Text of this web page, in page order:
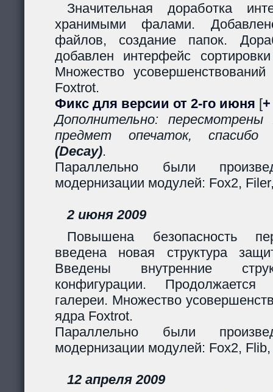
Значительная доработка
хранимыми фалами.
файлов, создание папок.
добавлен интерфейс
Множество
Foxtrot.
Фикс для версии от 2-го июня [
Дополнительно:
предмет опечаток,
(Decay).
Параллельно были
модернизации модулей: Fox2,
2 июня 2009
Повышена безопасность
введена новая структура
Введены внутренние
конфигурации. Продолжается
галереи. Множество
ядра Foxtrot.
Параллельно были
модернизации модулей: Fox2,
12 апреля 2009